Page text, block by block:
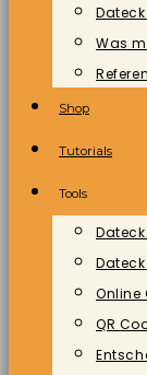
Was
Shop
Tutorials
Tools
Online
QR